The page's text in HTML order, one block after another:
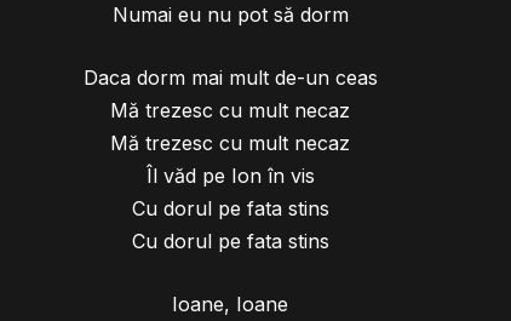
Numai eu nu pot să dorm
Daca dorm mai mult de-un ceas
Mă trezesc cu mult necaz
Mă trezesc cu mult necaz
Îl văd pe Ion în vis
Cu dorul pe fata stins
Cu dorul pe fata stins
Ioane, Ioane